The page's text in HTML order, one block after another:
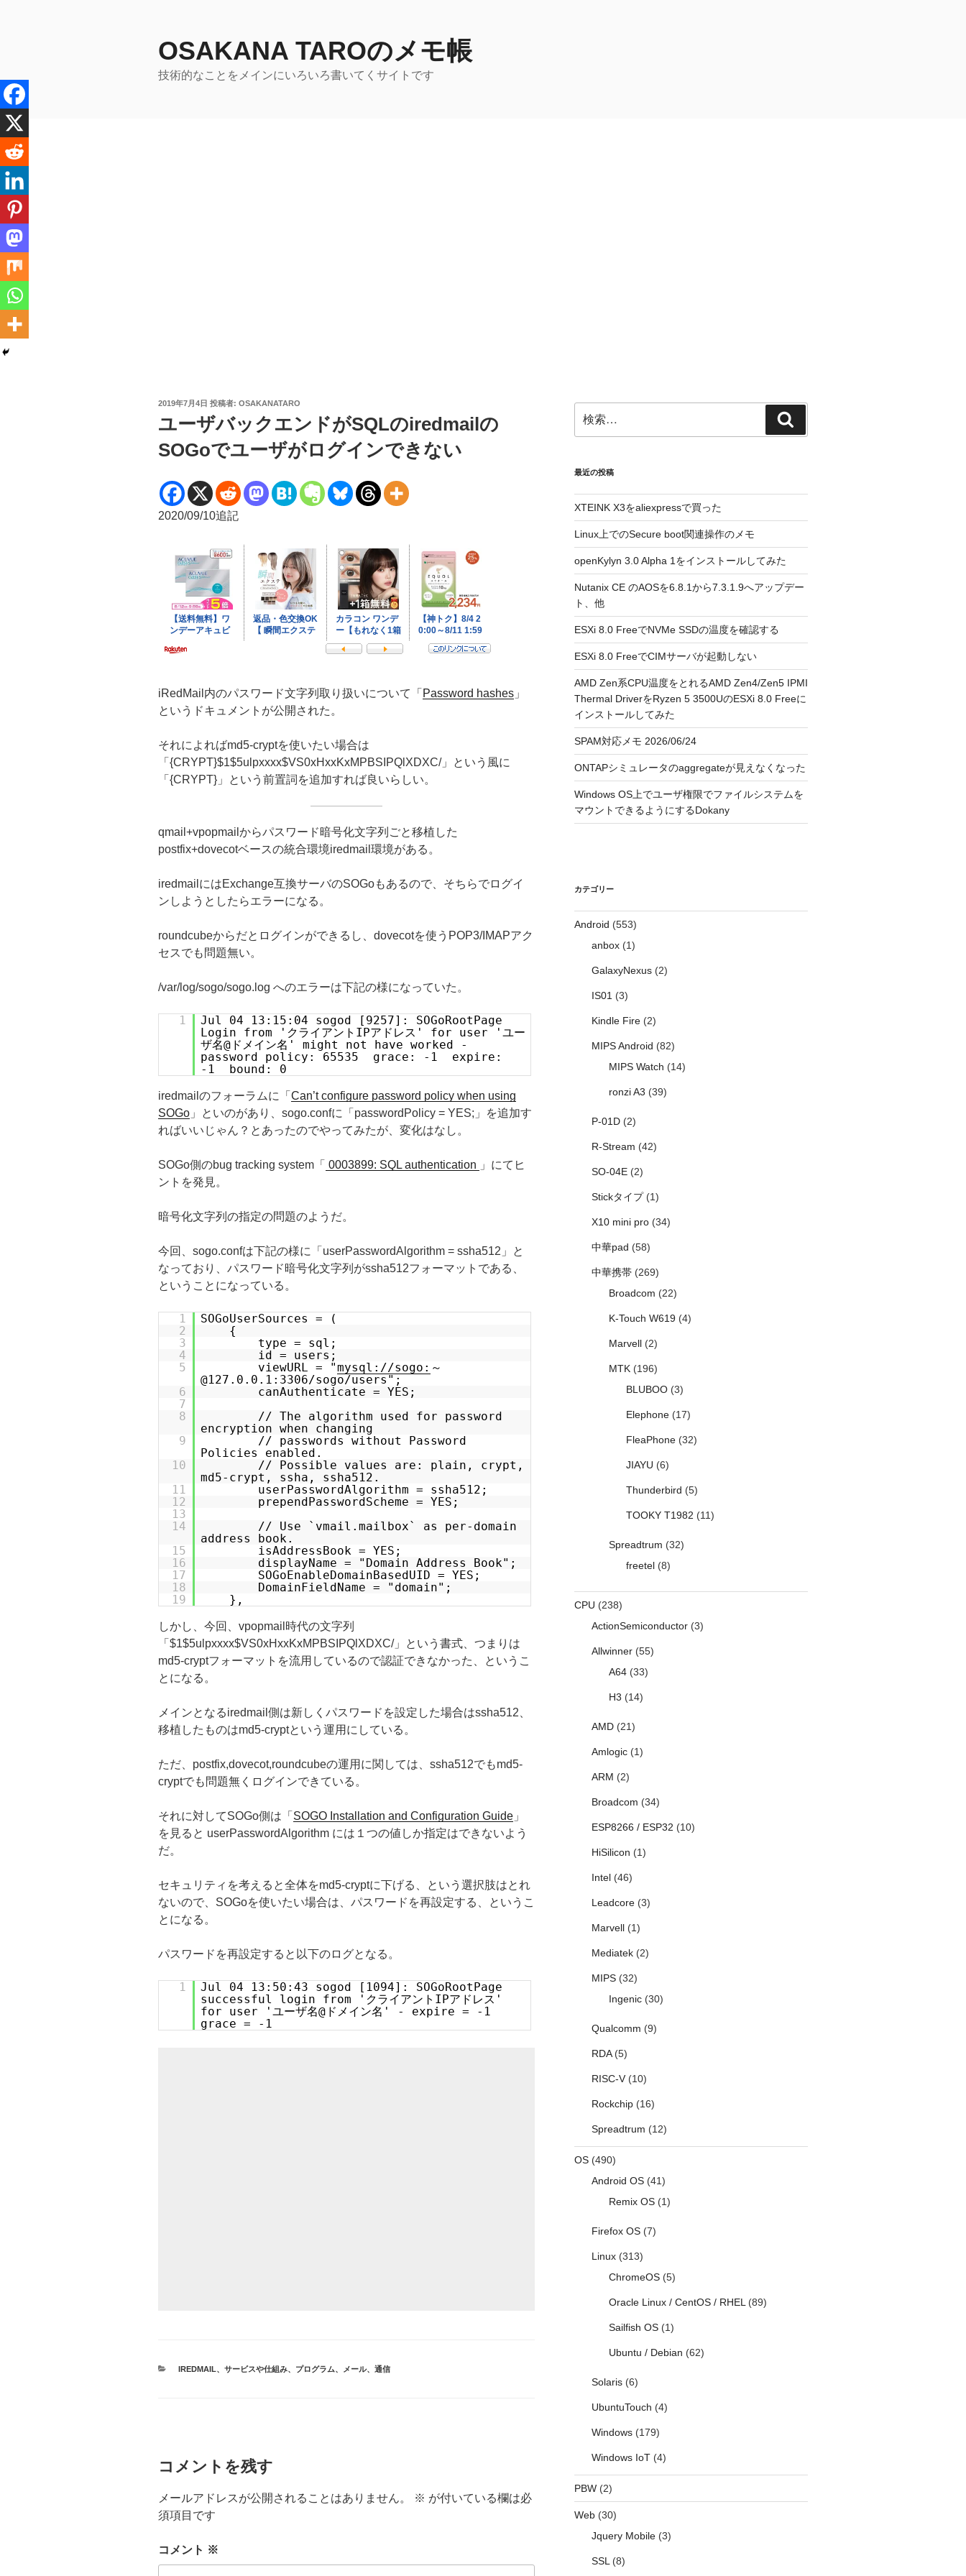
へ
ス
キ
プ
OSAKANA TAROのメモ帳
技術的なことをメインにいろいろ書いてくサイトです
投
2019年7月4日 投稿者: OSAKANATARO
ユーザバックエンドがSQLのiredmailの
SOGoでユーザがログインできない
2020/09/10追記
iRedMail内のパスワード文字列取り扱いについて「 Password hashes 」
というドキュメントが公開された。
それによればmd5-cryptを使いたい場合は
「{CRYPT}$1$5ulpxxxx$VS0xHxxKxMPBSIPQlXDXC/」という風に
「{CRYPT}」という前置詞を追加すれば良いらしい。
qmail+vpopmailからパスワード暗号化文字列ごと移植した
postfix+dovecotベースの統合環境iredmail環境がある。
iredmailにはExchange互換サーバのSOGoもあるので、そちらでログイ
ンしようとしたらエラーになる。
roundcubeからだとログインができるし、dovecotを使うPOP3/IMAPアク
セスでも問題無い。
/var/log/sogo/sogo.log へのエラーは下記の様になっていた。
1
Jul 04 13:15:04 sogod [9257]: SOGoRootPage
Login from 'クライアントIPアドレス' for user 'ユー
ザ名@ドメイン名' might not have worked -
password policy: 65535 grace: -1 expire:
-1 bound: 0
iredmailのフォーラムに「 Can’t configure password policy when using
SOGo 」といのがあり、sogo.confに「passwordPolicy = YES;」を追加す
ればいいじゃん？とあったのでやってみたが、変化はなし。
SOGo側のbug tracking system「 0003899: SQL authentication
」にてヒ
ントを発見。
暗号化文字列の指定の問題のようだ。
今回、sogo.confは下記の様に「userPasswordAlgorithm = ssha512」と
なっており、パスワード暗号化文字列がssha512フォーマットである、
ということになっている。
1
SOGoUserSources = (
2
{
3
type = sql;
4
id = users;
5
viewURL = "mysql://sogo: ～
@127.0.0.1:3306/sogo/users";
6
canAuthenticate = YES;
7
8
// The algorithm used for password
encryption when changing
9
// passwords without Password
Policies enabled.
10
// Possible values are: plain, crypt,
md5-crypt, ssha, ssha512.
11
userPasswordAlgorithm = ssha512;
12
prependPasswordScheme = YES;
13
14
// Use `vmail.mailbox` as per-domain
address book.
15
isAddressBook = YES;
16
displayName = "Domain Address Book";
17
SOGoEnableDomainBasedUID = YES;
18
DomainFieldName = "domain";
19
},
しかし、今回、vpopmail時代の文字列
「$1$5ulpxxxx$VS0xHxxKxMPBSIPQlXDXC/」という書式、つまりは
md5-cryptフォーマットを流用しているので認証できなかった、というこ
とになる。
メインとなるiredmail側は新しくパスワードを設定した場合はssha512、
移植したものはmd5-cryptという運用にしている。
ただ、postfix,dovecot,roundcubeの運用に関しては、ssha512でもmd5-
cryptでも問題無くログインできている。
それに対してSOGo側は「 SOGO Installation and Configuration Guide 」
を見ると userPasswordAlgorithm には１つの値しか指定はできないよう
だ。
セキュリティを考えると全体をmd5-cryptに下げる、という選択肢はとれ
ないので、SOGoを使いたい場合は、パスワードを再設定する、というこ
とになる。
パスワードを再設定すると以下のログとなる。
1
Jul 04 13:50:43 sogod [1094]: SOGoRootPage
successful login from 'クライアントIPアドレス'
for user 'ユーザ名@ドメイン名' - expire = -1
grace = -1
カIREDMAIL、 サービスや仕組み、 プログラム、 メール、 通信
コメントを残す
メールアドレスが公開されることはありません。 ※ が付いている欄は必
須項目です
コメント ※
索:
索
最近の投稿
XTEINK X3をaliexpressで買った
Linux上でのSecure boot関連操作のメモ
openKylyn 3.0 Alpha 1をインストールしてみた
Nutanix CE のAOSを6.8.1から7.3.1.9へアップデー
ト、他
ESXi 8.0 FreeでNVMe SSDの温度を確認する
ESXi 8.0 FreeでCIMサーバが起動しない
AMD Zen系CPU温度をとれるAMD Zen4/Zen5 IPMI
Thermal DriverをRyzen 5 3500UのESXi 8.0 Freeに
インストールしてみた
SPAM対応メモ 2026/06/24
ONTAPシミュレータのaggregateが見えなくなった
Windows OS上でユーザ権限でファイルシステムを
マウントできるようにするDokany
カテゴリー
Android (553)
anbox(1)
GalaxyNexus(2)
IS01(3)
Kindle Fire(2)
MIPS Android (82)
MIPS Watch (14)
ronzi A3 (39)
P-01D(2)
R-Stream (42)
SO-04E(2)
Stickタイプ(1)
X10 mini pro(34)
中華pad (58)
中華携帯(269)
Broadcom (22)
K-Touch W619(4)
Marvell(2)
MTK(196)
BLUBOO(3)
Elephone(17)
FleaPhone(32)
JIAYU (6)
Thunderbird (5)
TOOKY T1982 (11)
Spreadtrum (32)
freetel(8)
CPU (238)
ActionSemiconductor(3)
Allwinner(55)
A64(33)
H3 (14)
AMD(21)
Amlogic(1)
ARM (2)
Broadcom (34)
ESP8266 / ESP32 (10)
HiSilicon (1)
Intel(46)
Leadcore(3)
Marvell(1)
Mediatek(2)
MIPS(32)
Ingenic(30)
Qualcomm (9)
RDA(5)
RISC-V(10)
Rockchip(16)
Spreadtrum (12)
OS(490)
Android OS(41)
Remix OS(1)
Firefox OS(7)
Linux(313)
ChromeOS(5)
Oracle Linux / CentOS / RHEL(89)
Sailfish OS(1)
Ubuntu / Debian (62)
Solaris(6)
UbuntuTouch (4)
Windows(179)
Windows IoT(4)
PBW(2)
Web(30)
Jquery Mobile(3)
SSL(8)